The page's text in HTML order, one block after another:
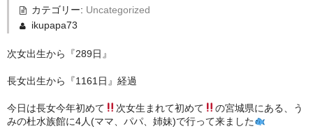
育児休暇中の一日の流れ
育児休暇中に家事時短、育児に貢献した家電一覧
赤ちゃんの1人ねんね方法
カテゴリー: Uncategorized
ikupapa73
次女出生から『289日』
長女出生から『1161日』経過
今日は長女今年初めて 次女生まれて初めて
の宮城県にある、う
みの杜水族館に4人(ママ、パパ、姉妹)で行って来ました